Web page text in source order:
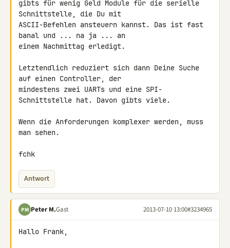
gibts für wenig Geld Module für die serielle
Schnittstelle, die Du mit
ASCII-Befehlen ansteuern kannst. Das ist fast
banal und ... na ja ... an
einem Nachmittag erledigt.
Letztendlich reduziert sich dann Deine Suche
auf einen Controller, der
mindestens zwei UARTs und eine SPI-
Schnittstelle hat. Davon gibts viele.
Wenn die Anforderungen komplexer werden, muss
man sehen.
fchk
Antwort
PM Peter M.Gast 2013-07-10 13:00#3234965
Hallo Frank,